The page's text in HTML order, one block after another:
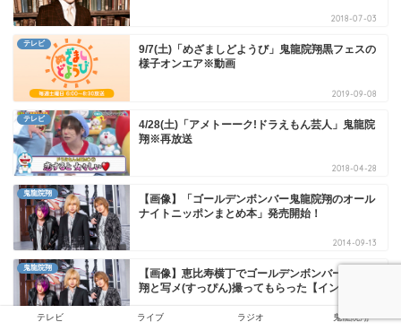
2018-07-03
テレビ
9/7(土)「めざましどようび」鬼龍院翔黒フェスの
様子オンエア※動画
2019-09-08
テレビ
4/28(土)「アメトーーク!ドラえもん芸人」鬼龍院
翔※再放送
2018-04-28
鬼龍院翔
【画像】「ゴールデンボンバー鬼龍院翔のオール
ナイトニッポンまとめ本」発売開始！
2014-09-13
鬼龍院翔
【画像】恵比寿横丁でゴールデンボンバー鬼龍院
翔と写メ(すっぴん)撮ってもらった【インスタ】
2015-07-23
テレビ ライブ ラジオ 鬼龍院翔